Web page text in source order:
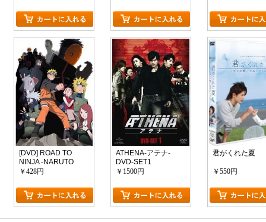
[DVD] ROAD TO
NINJA -NARUTO
THE MOVIE-
￥428円
ATHENA-アテナ-
DVD-SET1
￥1500円
君がくれた夏
￥550円